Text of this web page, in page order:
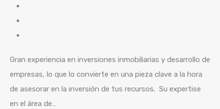
Gran experiencia en inversiones inmobiliarias y desarrollo de
empresas, lo que lo convierte en una pieza clave a la hora
de asesorar en la inversión de tus recursos. Su expertise
en el área de…